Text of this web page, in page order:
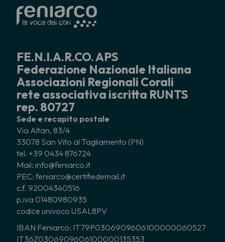
FE.N.I.A.R.CO. APS
Federazione Nazionale Italiana
Associazioni Regionali Corali
rete associativa iscritta RUNTS
rep. 80727
Sede e recapito postale
Via Altan, 83/4
33078 San Vito al Tagliamento (PN)
tel. +39 0434 876724
Mail: info@feniarco.it
PEC: feniarco@certifiedemail.it
c.f. 92004340516
p.iva 01480980935
codice univoco USAL8PV
IBAN Feniarco: IT79P0306909606100000060527
IT36Z0306909606100000135353